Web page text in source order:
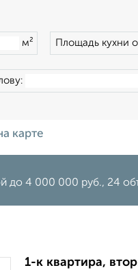
м² Площадь кухни
карте
до 4 000 000 руб., 24
1-к квартира,